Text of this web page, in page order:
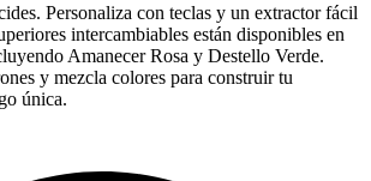
Personaliza con teclas y un extractor fácil
intercambiables están disponibles en
Amanecer Rosa y Destello Verde.
y mezcla colores para construir tu
única.